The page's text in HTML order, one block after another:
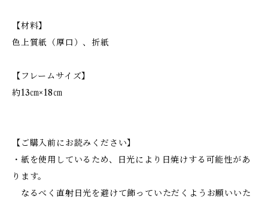
【材料】
色上質紙（厚口）、折紙
【フレームサイズ】
約13㎝×18㎝
【ご購入前にお読みください】
・紙を使用しているため、日光により日焼けする可能性があ
ります。
なるべく直射日光を避けて飾っていただくようお願いいた